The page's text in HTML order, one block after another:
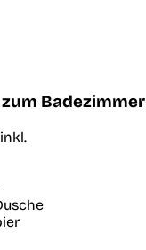
Badezimmer